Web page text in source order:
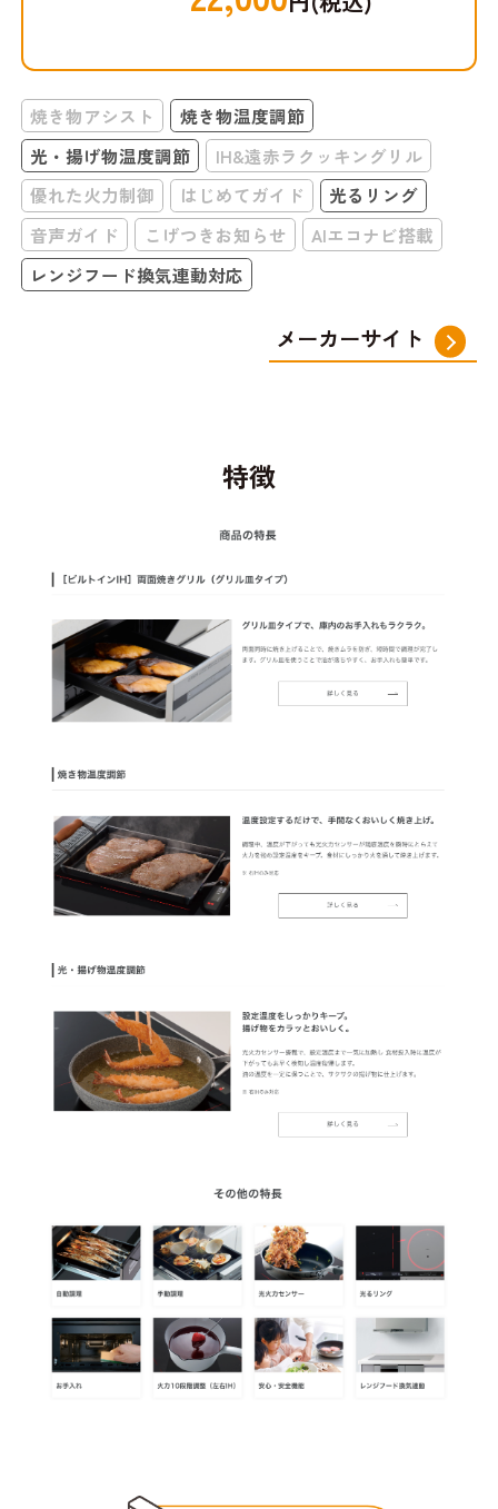
焼き物アシスト
焼き物温度調節
光・揚げ物温度調節
IH&遠赤ラクッキングリル
優れた火力制御
はじめてガイド
光るリング
音声ガイド
こげつきお知らせ
AIエコナビ搭載
レンジフード換気連動対応
メーカーサイト
特徴